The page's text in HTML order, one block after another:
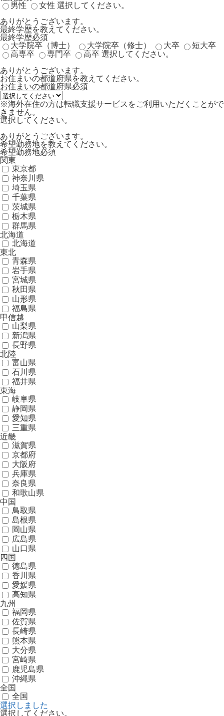
男性
女性 選択してください。
ありがとうございます。
最終学歴を教えてください。
最終学歴必須
大学院卒（博士）
大学院卒（修士） 大卒
短大卒
高専卒
専門卒 高卒 選択してください。
ありがとうございます。
お住まいの都道府県を教えてください。
お住まいの都道府県必須
※海外在住の方は転職支援サービスをご利用いただくことがで
きません。
選択してください。
ありがとうございます。
希望勤務地を教えてください。
希望勤務地必須
関東
東京都
神奈川県
埼玉県
千葉県
茨城県
栃木県
群馬県
北海道
北海道
東北
青森県
岩手県
宮城県
秋田県
山形県
福島県
甲信越
山梨県
新潟県
長野県
北陸
富山県
石川県
福井県
東海
岐阜県
静岡県
愛知県
三重県
近畿
滋賀県
京都府
大阪府
兵庫県
奈良県
和歌山県
中国
鳥取県
島根県
岡山県
広島県
山口県
四国
徳島県
香川県
愛媛県
高知県
九州
福岡県
佐賀県
長崎県
熊本県
大分県
宮崎県
鹿児島県
沖縄県
全国
全国
選択しました
選択してください。